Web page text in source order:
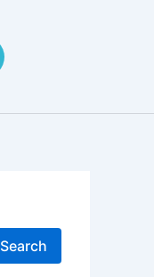
Search